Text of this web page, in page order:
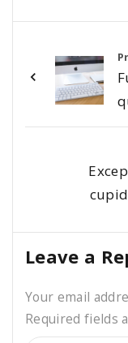
Leave a
Your email
Required fields